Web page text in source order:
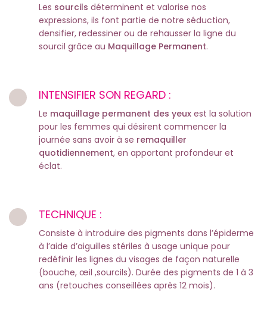
Les sourcils déterminent et valorise nos
expressions, ils font partie de notre séduction,
densifier, redessiner ou de rehausser la ligne du
sourcil grâce au Maquillage Permanent.
INTENSIFIER SON REGARD :
Le maquillage permanent des yeux est la solution
pour les femmes qui désirent commencer la
journée sans avoir à se remaquiller
quotidiennement, en apportant profondeur et
éclat.
TECHNIQUE :
Consiste à introduire des pigments dans l’épiderme
à l’aide d’aiguilles stériles à usage unique pour
redéfinir les lignes du visages de façon naturelle
(bouche, œil ,sourcils). Durée des pigments de 1 à 3
ans (retouches conseillées après 12 mois).